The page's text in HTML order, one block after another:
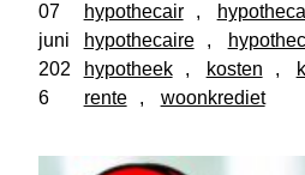
07
juni
202
6
hypothecair ,
hypothecaire
,
hypotheek
, kosten ,
rente
, woonkrediet